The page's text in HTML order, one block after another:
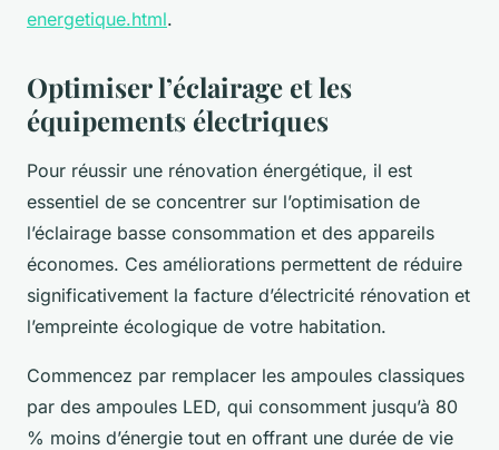
energetique.html.
Optimiser l’éclairage et les
équipements électriques
Pour réussir une rénovation énergétique, il est
essentiel de se concentrer sur l’optimisation de
l’éclairage basse consommation et des appareils
économes. Ces améliorations permettent de réduire
significativement la facture d’électricité rénovation et
l’empreinte écologique de votre habitation.
Commencez par remplacer les ampoules classiques
par des ampoules LED, qui consomment jusqu’à 80
% moins d’énergie tout en offrant une durée de vie